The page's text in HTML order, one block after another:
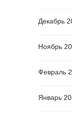
Декабрь
Ноябрь
Февраль
Январь